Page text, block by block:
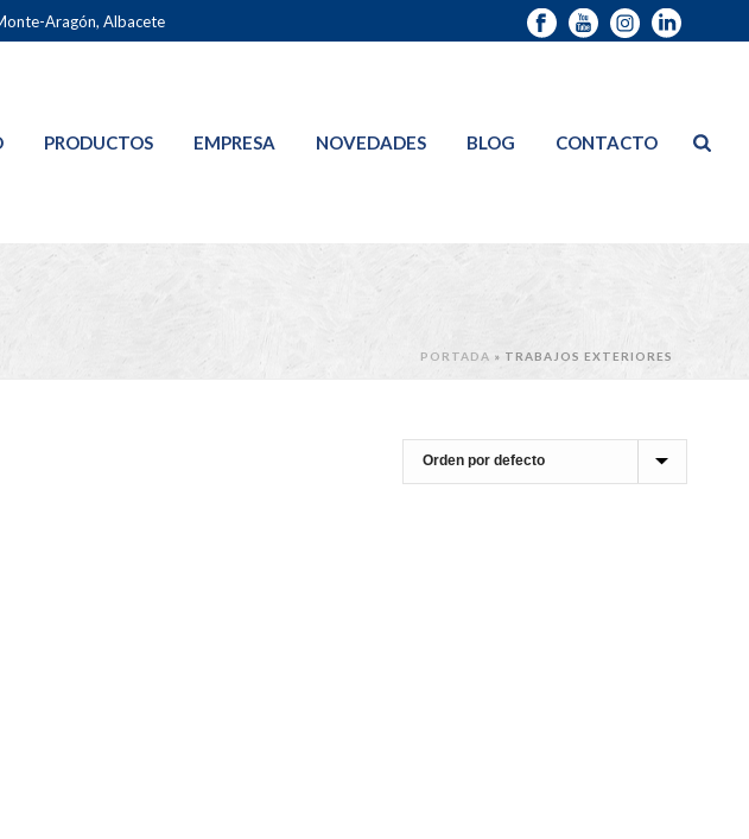
Aragón, Albacete
PRODUCTOS EMPRESA NOVEDADES BLOG CONTACTO
PORTADA » TRABAJOS EXTERIORES